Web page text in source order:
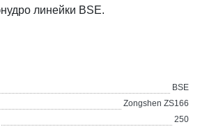
линейки BSE.
BSE
Zongshen ZS166
250